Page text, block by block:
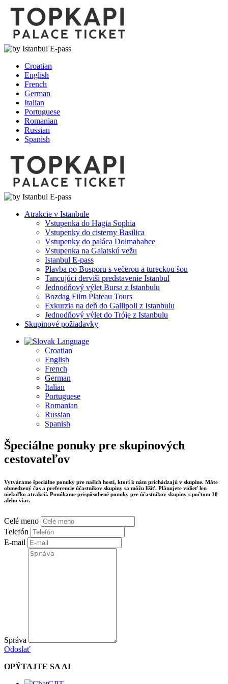
Croatian
English
French
German
Italian
Portuguese
Romanian
Russian
Spanish
Atrakcie v Istanbule
Vstupenka do Hagia Sophia
Vstupenky do cisterny Basilica
Vstupenky do paláca Dolmabahce
Vstupenka na Galatskú vežu
Istanbul E-pass
Plavba po Bosporu s večerou a tureckou šou
Tancujúci derviši predstavenie Istanbul
Jednodňový výlet Bursa z Istanbulu
Bozdag Film Plateau Tours
Exkurzia na deň do Gallipoli z Istanbulu
Jednodňový výlet do Tróje z Istanbulu
Skupinové požiadavky
Language
Croatian
English
French
German
Italian
Portuguese
Romanian
Russian
Spanish
Špeciálne ponuky pre skupinových
cestovateľov
Vytvárame špeciálne ponuky pre našich hostí, ktorí k nám prichádzajú v skupine. Máte
obmedzený čas a preferencie účastníkov skupiny sa môžu líšiť. Plánujete vidieť len
niekoľko atrakcií. Ponúkame prispôsobené ponuky pre účastníkov skupiny s počtom 10
alebo viac.
Celé meno
Telefón
E-mail
Správa
Odoslať
OPÝTAJTE SA AI